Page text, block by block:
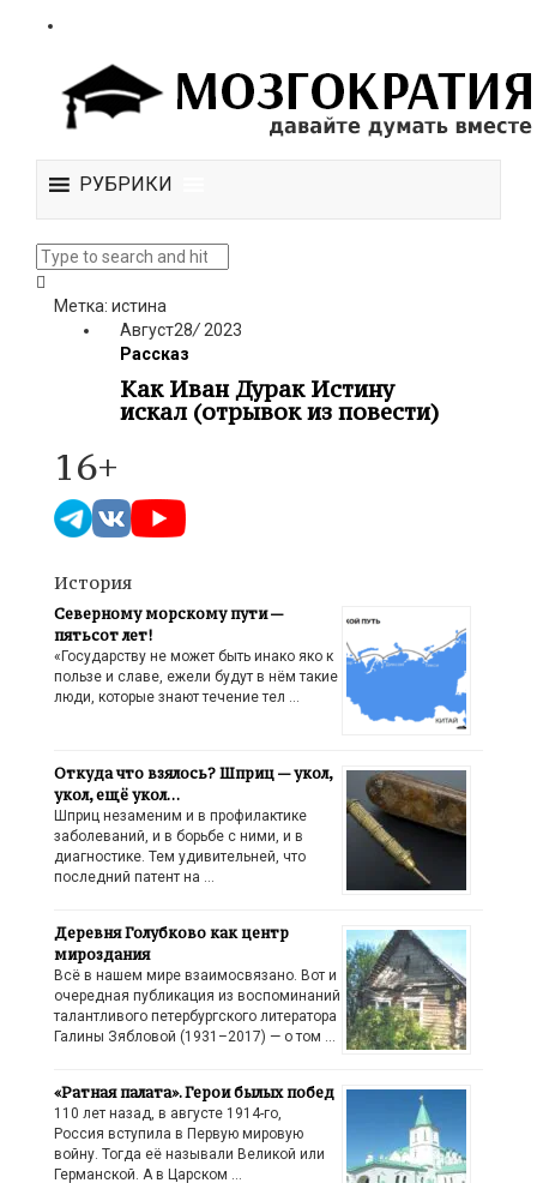
РУБРИКИ
Метка: истина
Август28/ 2023
Рассказ
Как Иван Дурак Истину
искал (отрывок из повести)
16+
История
Северному морскому пути —
пятьсот лет!
«Государству не может быть инако яко к
пользе и славе, ежели будут в нём такие
люди, которые знают течение тел …
Откуда что взялось? Шприц — укол,
укол, ещё укол…
Шприц незаменим и в профилактике
заболеваний, и в борьбе с ними, и в
диагностике. Тем удивительней, что
последний патент на …
Деревня Голубково как центр
мироздания
Всё в нашем мире взаимосвязано. Вот и
очередная публикация из воспоминаний
талантливого петербургского литератора
Галины Зябловой (1931–2017) — о том …
«Ратная палата». Герои былых побед
110 лет назад, в августе 1914-го,
Россия вступила в Первую мировую
войну. Тогда её называли Великой или
Германской. А в Царском …